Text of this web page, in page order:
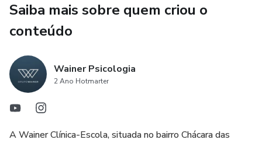
Saiba mais sobre quem criou o
conteúdo
Wainer Psicologia
2 Ano Hotmarter
A Wainer Clínica-Escola, situada no bairro Chácara das